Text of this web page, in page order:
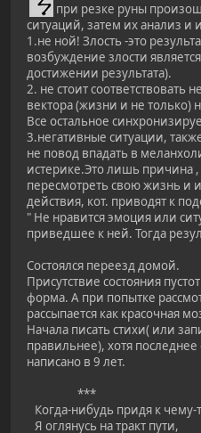
при резке руны
ситуаций, затем их анализ и
1.не ной! Злость -это
возбуждение злости
достижении результата).
2. не стоит
вектора (жизни и не
Все остальное
3.негативные ситуации,
не повод впадать в
истерике.Это лишь причина ,
пересмотреть свою жизнь и
действия, кот. приводят к
" Не нравится эмоция или
приведшее к ней. Тогда
Состоялся переезд домой.
Присутствие состояния
форма. А при попытке
рассыпается как красочная
Начала писать стихи( или
правильнее), хотя
написано в 9 лет.
***
Когда-нибудь придя к чему-
Я оглянусь на тракт пути,